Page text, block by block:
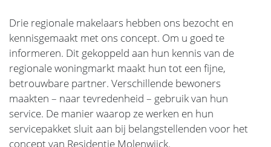
Drie regionale makelaars hebben ons bezocht en
kennisgemaakt met ons concept. Om u goed te
informeren. Dit gekoppeld aan hun kennis van de
regionale woningmarkt maakt hun tot een fijne,
betrouwbare partner. Verschillende bewoners
maakten – naar tevredenheid – gebruik van hun
service. De manier waarop ze werken en hun
servicepakket sluit aan bij belangstellenden voor het
concept van Residentie Molenwijck.